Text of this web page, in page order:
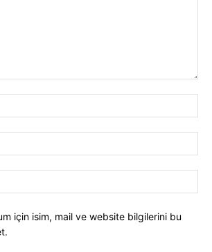
için isim, mail ve website bilgilerini bu